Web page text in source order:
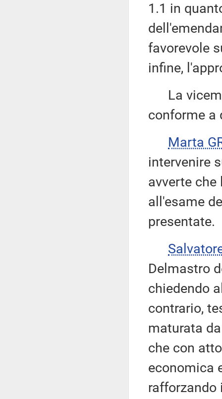
1.1 in
favorevole
infine,
La
conforme a
Marta
intervenire
avverte che
all'esame
presentate.
Delmastro
chiedendo
contrario,
maturata
che con
economica
rafforzando